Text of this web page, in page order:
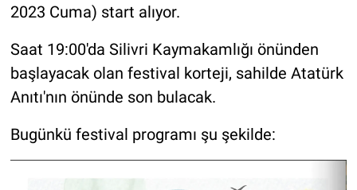
2023 Cuma) start alıyor.
Saat 19:00'da Silivri Kaymakamlığı önünden
başlayacak olan festival korteji, sahilde Atatürk
Anıtı'nın önünde son bulacak.
Bugünkü festival programı şu şekilde: